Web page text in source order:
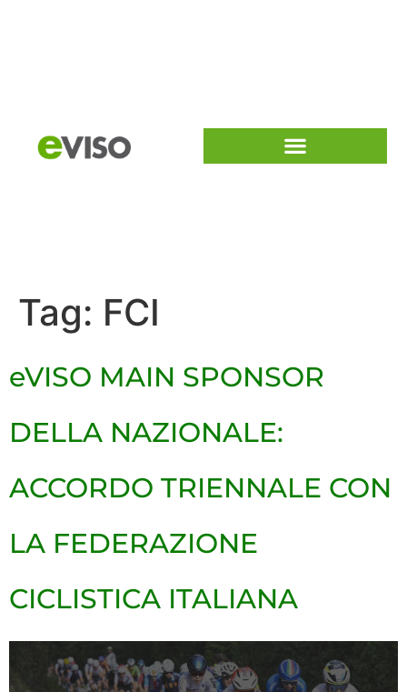
Tag: FCI
eVISO MAIN SPONSOR
DELLA NAZIONALE:
ACCORDO TRIENNALE CON
LA FEDERAZIONE
CICLISTICA ITALIANA